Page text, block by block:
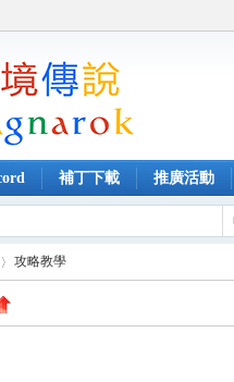
補丁下載 推廣活動
攻略教學